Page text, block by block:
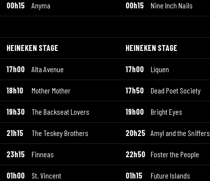
00h15 Anyma 00h15 Nine Inch Nails
HEINEKEN STAGE HEINEKEN STAGE
17h00 Alta Avenue 17h00 Líquen
18h10 Mother Mother 17h50 Dead Poet Society
19h30 The Backseat Lovers 19h00 Bright Eyes
21h15 The Teskey Brothers 20h25 Amyl and the Sniffers
23h15 Finneas 22h50 Foster the People
01h00 St. Vincent 01h15 Future Islands